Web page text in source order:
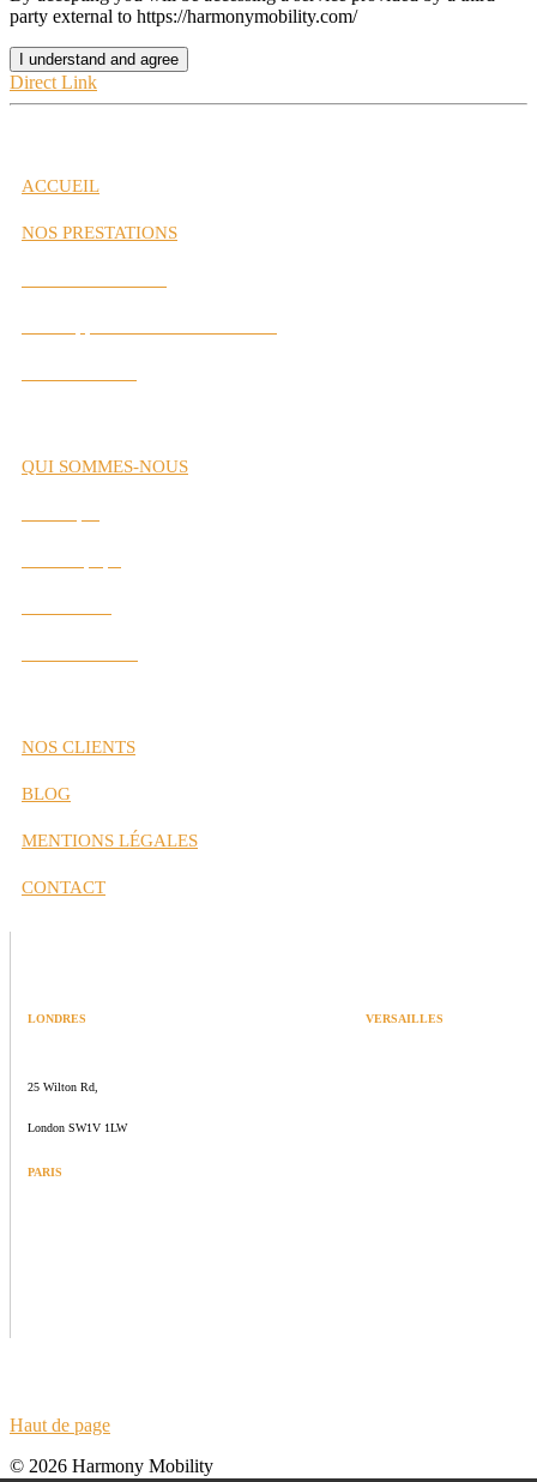
party external to https://harmonymobility.com/
I understand and agree
Direct Link
ACCUEIL
NOS PRESTATIONS
QUI SOMMES-NOUS
NOS CLIENTS
BLOG
MENTIONS LÉGALES
CONTACT
LONDRES VERSAILLES
25 Wilton Rd,
London SW1V 1LW
PARIS
Haut de page
© 2026 Harmony Mobility